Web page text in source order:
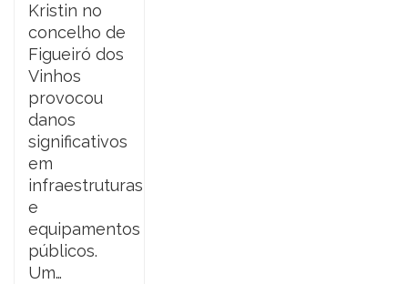
Kristin no
concelho de
Figueiró dos
Vinhos
provocou
danos
significativos
em
infraestruturas
e
equipamentos
públicos.
Um…